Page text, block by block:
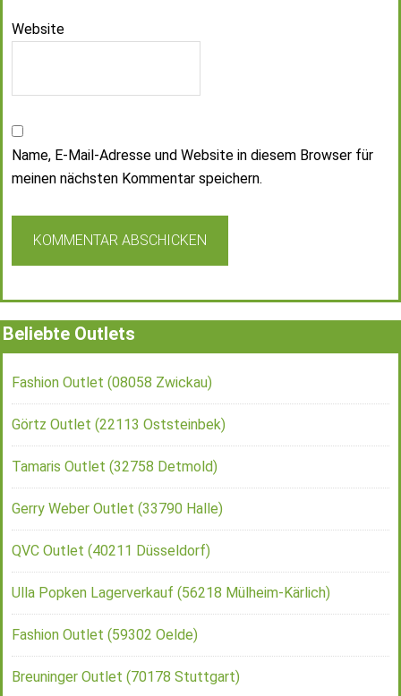
Website
Name, E-Mail-Adresse und Website in diesem Browser für
meinen nächsten Kommentar speichern.
Beliebte Outlets
Fashion Outlet (08058 Zwickau)
Görtz Outlet (22113 Oststeinbek)
Tamaris Outlet (32758 Detmold)
Gerry Weber Outlet (33790 Halle)
QVC Outlet (40211 Düsseldorf)
Ulla Popken Lagerverkauf (56218 Mülheim-Kärlich)
Fashion Outlet (59302 Oelde)
Breuninger Outlet (70178 Stuttgart)